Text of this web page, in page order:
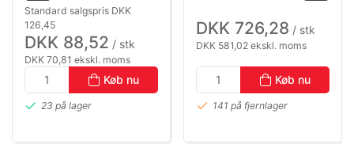
UNIVERSAL FEDT (-20
TO +120°C)
Standard salgspris DKK
126,45
DKK 88,52 / stk
DKK 70,81 ekskl. moms
Køb nu
23 på lager
OPERATING TEMP.: -40
°C TO +130
DKK 726,28 / stk
DKK 581,02 ekskl. moms
Køb nu
141 på fjernlager